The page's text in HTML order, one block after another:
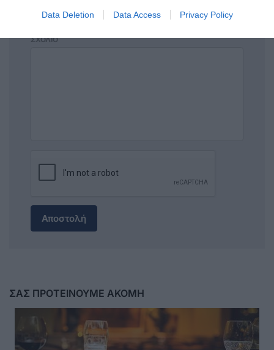
Data Deletion Data Access Privacy Policy
ΣΧΟΛΙΟ
Αποστολή
ΣΑΣ ΠΡΟΤΕΙΝΟΥΜΕ ΑΚΟΜΗ